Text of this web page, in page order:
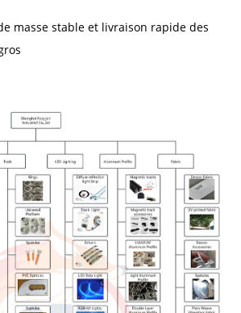
masse stable et livraison rapide des